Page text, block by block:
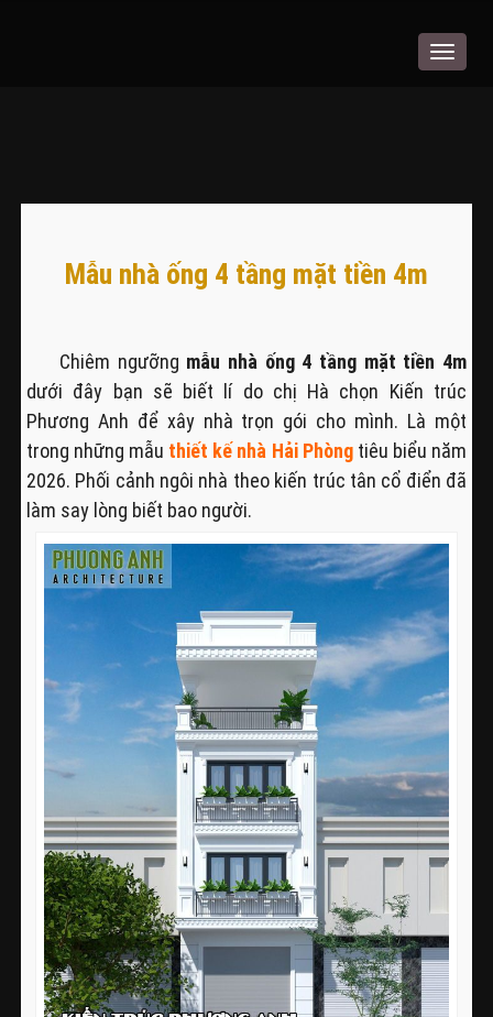
Toggle
Mẫu nhà ống 4 tầng mặt tiền 4m
Chiêm ngưỡng mẫu nhà ống 4 tầng mặt tiền 4m
dưới đây bạn sẽ biết lí do chị Hà chọn Kiến trúc
Phương Anh để xây nhà trọn gói cho mình. Là một
trong những mẫu thiết kế nhà Hải Phòngtiêu biểu năm
2026. Phối cảnh ngôi nhà theo kiến trúc tân cổ điển đã
làm say lòng biết bao người.